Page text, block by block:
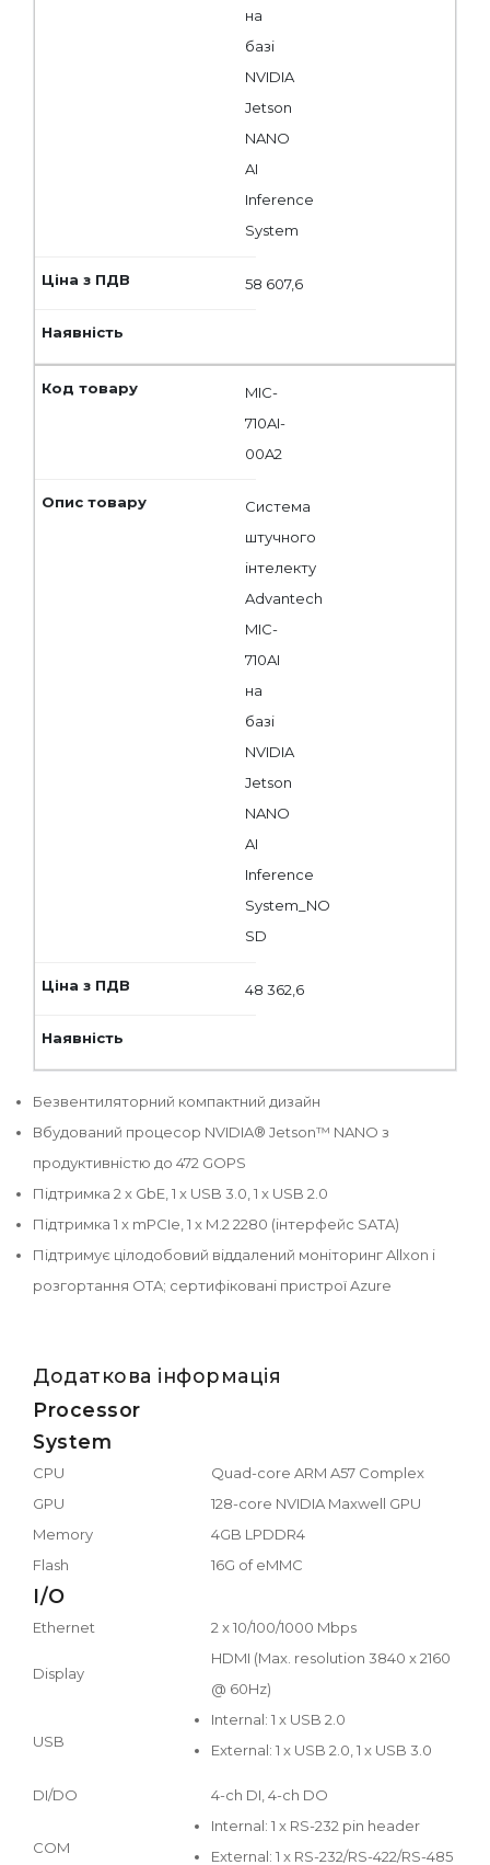
на
базі
NVIDIA
Jetson
NANO
AI
Inference
System
58 607,6
MIC-
710AI-
00A2
Система
штучного
інтелекту
Advantech
MIC-
710AI
на
базі
NVIDIA
Jetson
NANO
AI
Inference
System_NO
SD
48 362,6
Безвентиляторний компактний дизайн
Вбудований процесор NVIDIA® Jetson™ NANO з
продуктивністю до 472 GOPS
Підтримка 2 x GbE, 1 x USB 3.0, 1 x USB 2.0
Підтримка 1 x mPCIe, 1 x M.2 2280 (інтерфейс SATA)
Підтримує цілодобовий віддалений моніторинг Allxon і
розгортання OTA; сертифіковані пристрої Azure
Додаткова інформація
Processor
System
CPU
Quad-core ARM A57 Complex
GPU
128-core NVIDIA Maxwell GPU
Memory
4GB LPDDR4
Flash
16G of eMMC
I/O
Ethernet 2 x 10/100/1000 Mbps
Display
HDMI (Max. resolution 3840 x 2160
@ 60Hz)
USB
Internal: 1 x USB 2.0
External: 1 x USB 2.0, 1 x USB 3.0
DI/DO 4-ch DI, 4-ch DO
COM
Internal: 1 x RS-232 pin header
External: 1 x RS-232/RS-422/RS-485